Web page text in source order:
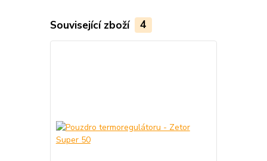
Související zboží 4